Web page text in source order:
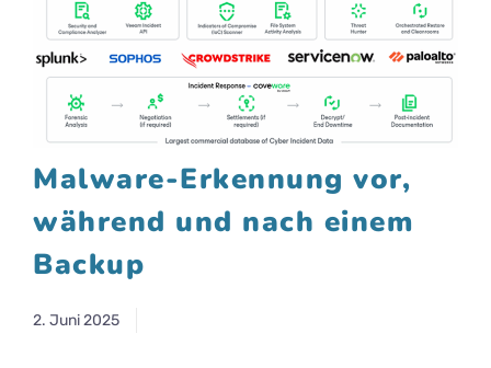
Malware-Erkennung vor,
während und nach einem
Backup
2. Juni 2025